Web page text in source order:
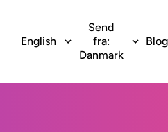
English
Send
fra:
Danmark
Blog